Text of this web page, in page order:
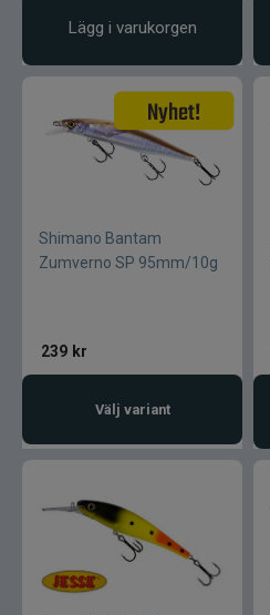
Lägg i varukorgen
Shimano Bantam
Zumverno SP 95mm/10g
239 kr
Välj variant